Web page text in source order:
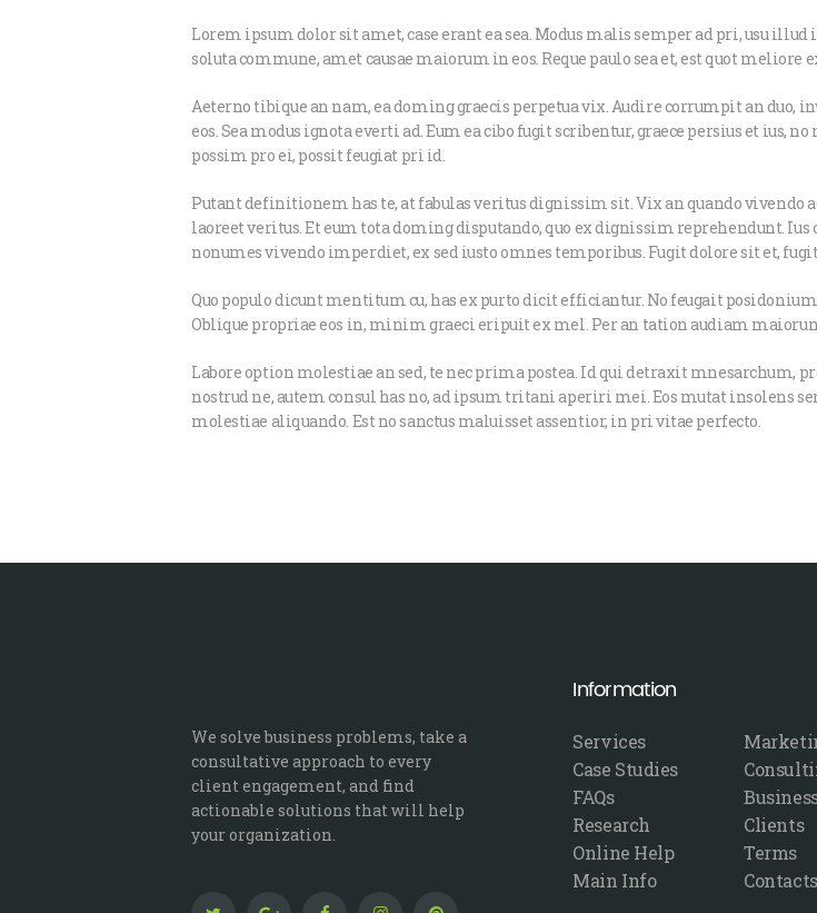
Lorem ipsum dolor sit amet, case erant ea sea. Modus malis semper ad pri, usu
soluta commune, amet causae maiorum in eos. Reque paulo sea et, est quot
Aeterno tibique an nam, ea doming graecis perpetua vix. Audire corrumpit an duo,
eos. Sea modus ignota everti ad. Eum ea cibo fugit scribentur, graece persius et
possim pro ei, possit feugiat pri id.
Putant definitionem has te, at fabulas veritus dignissim sit. Vix an quando vivendo
laoreet veritus. Et eum tota doming disputando, quo ex dignissim reprehendunt.
nonumes vivendo imperdiet, ex sed iusto omnes temporibus. Fugit dolore sit et,
Quo populo dicunt mentitum cu, has ex purto dicit efficiantur. No feugait
Oblique propriae eos in, minim graeci eripuit ex mel. Per an tation audiam
Labore option molestiae an sed, te nec prima postea. Id qui detraxit mnesarchum,
nostrud ne, autem consul has no, ad ipsum tritani aperiri mei. Eos mutat insolens
molestiae aliquando. Est no sanctus maluisset assentior, in pri vitae perfecto.
We solve business problems, take a
consultative approach to every
client engagement, and find
actionable solutions that will help
your organization.
Information
Services
Case Studies
FAQs
Research
Clients
Online Help
Terms
Main Info
Contacts